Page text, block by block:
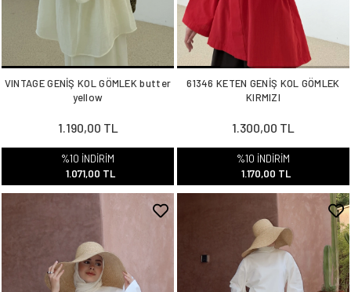
VINTAGE GENİŞ KOL GÖMLEK butter
yellow
1.190,00 TL
%10 İNDİRİM
1.071,00 TL
61346 KETEN GENİŞ KOL GÖMLEK
KIRMIZI
1.300,00 TL
%10 İNDİRİM
1.170,00 TL